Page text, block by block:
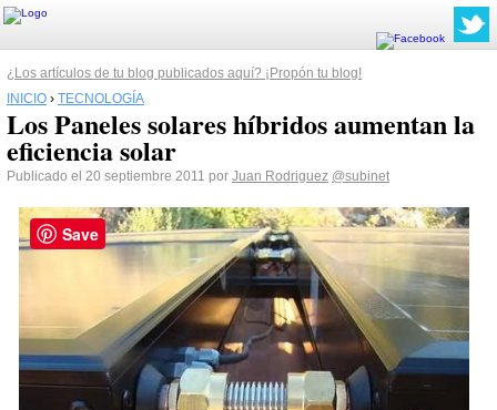
¿Los artículos de tu blog publicados aquí? ¡Propón tu blog!
INICIO › TECNOLOGÍA
Los Paneles solares híbridos aumentan la
eficiencia solar
Publicado el 20 septiembre 2011 por Juan Rodriguez @subinet
Save